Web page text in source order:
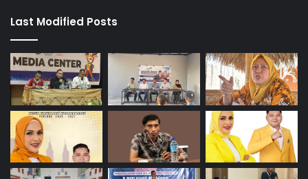
Last Modified Posts